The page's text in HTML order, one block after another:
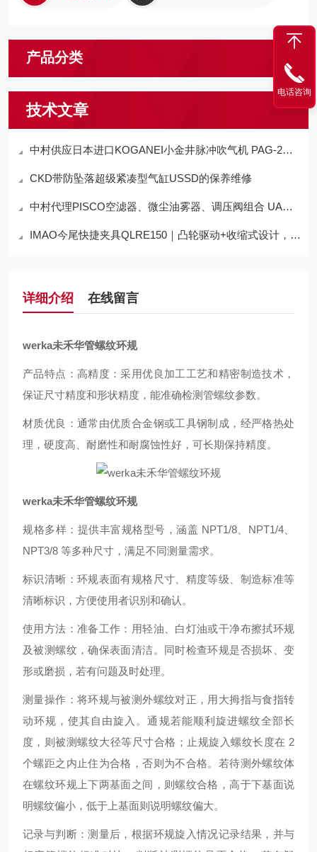
产品分类
技术文章
中村供应日本进口KOGANEI小金井脉冲吹气机 PAG-2的工作原理
CKD带防坠落超级紧凑型气缸USSD的保养维修
中村代理PISCO空滤器、微尘油雾器、调压阀组合 UAMR300-02-AD-G适用范围
IMAO今尾快捷夹具QLRE150｜凸轮驱动+收缩式设计，适配干涉场景装夹新方案
详细介绍 在线留言
werka未禾华管螺纹环规
产品特点：高精度：采用优良加工工艺和精密制造技术，
保证尺寸精度和形状精度，能准确检测管螺纹参数。
材质优良：通常由优质合金钢或工具钢制成，经严格热处
理，硬度高、耐磨性和耐腐蚀性好，可长期保持精度。
werka未禾华管螺纹环规
规格多样：提供丰富规格型号，涵盖 NPT1/8、NPT1/4、
NPT3/8 等多种尺寸，满足不同测量需求。
标识清晰：环规表面有规格尺寸、精度等级、制造标准等
清晰标识，方便使用者识别和确认。
使用方法：准备工作：用轻油、白灯油或干净布擦拭环规
及被测螺纹，确保表面清洁。同时检查环规是否损坏、变
形或磨损，若有问题及时处理。
测量操作：将环规与被测外螺纹对正，用大拇指与食指转
动环规，使其自由旋入。通规若能顺利旋进螺纹全部长
度，则被测螺纹大径等尺寸合格；止规旋入螺纹长度在 2
个螺距之内止住为合格，否则为不合格。若待测外螺纹体
在螺纹环规上下两基面之间，则螺纹合格，高于下基面说
明螺纹偏小，低于上基面则说明螺纹偏大。
记录与判断：测量后，根据环规旋入情况记录结果，并与
电话咨询